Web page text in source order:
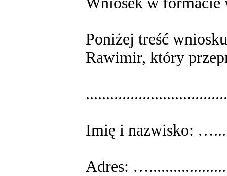
Poniżej treść
Rawimir, który
Imię i nazwisko:
Adres: